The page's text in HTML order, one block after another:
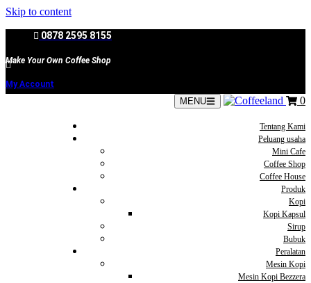
Skip to content
0878 2595 8155
Make Your Own Coffee Shop
My Account
MENU 0
Tentang Kami
Peluang usaha
Mini Cafe
Coffee Shop
Coffee House
Produk
Kopi
Kopi Kapsul
Sirup
Bubuk
Peralatan
Mesin Kopi
Mesin Kopi Bezzera